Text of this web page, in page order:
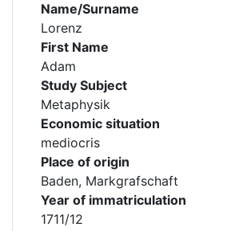
Name/Surname
Lorenz
First Name
Adam
Study Subject
Metaphysik
Economic situation
mediocris
Place of origin
Baden, Markgrafschaft
Year of immatriculation
1711/12